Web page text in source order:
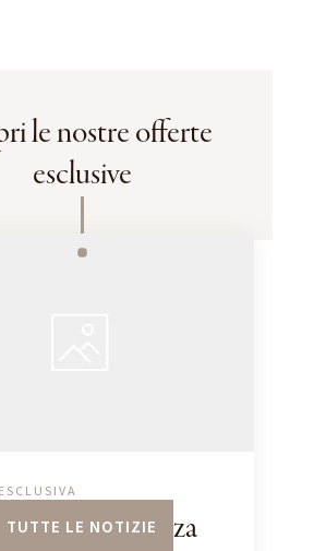
le nostre offerte
esclusive
certa altezza
TUTTE LE NOTIZIE